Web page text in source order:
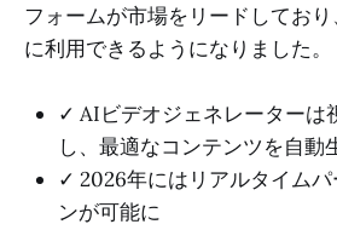
フォームが市場をリードしてお
に利用できるようになりました。
✓ AIビデオジェネレーターは
し、最適なコンテンツを自動
✓ 2026年にはリアルタイムパ
ンが可能に